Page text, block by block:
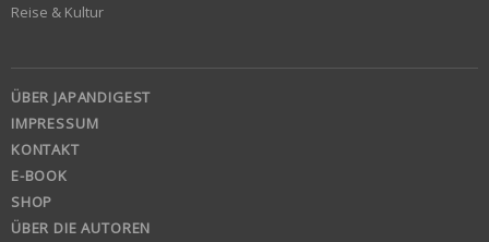
Reise & Kultur
ÜBER JAPANDIGEST
IMPRESSUM
KONTAKT
E-BOOK
SHOP
ÜBER DIE AUTOREN